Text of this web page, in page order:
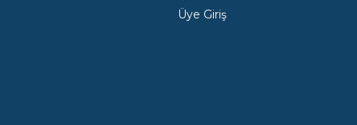
Üye Giriş